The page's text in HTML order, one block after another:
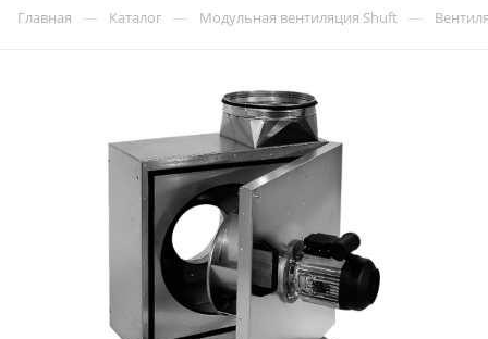
Главная — Каталог — Модульная вентиляция Shuft —